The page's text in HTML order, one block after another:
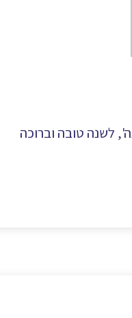
לשנה טובה וברוכה